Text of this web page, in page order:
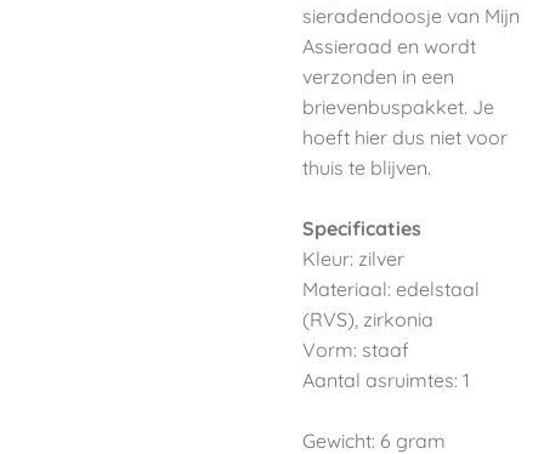
sieradendoosje van Mijn
Assieraad en wordt
verzonden in een
brievenbuspakket. Je
hoeft hier dus niet voor
thuis te blijven.
Specificaties
Kleur: zilver
Materiaal: edelstaal
(RVS), zirkonia
Vorm: staaf
Aantal asruimtes: 1
Gewicht: 6 gram